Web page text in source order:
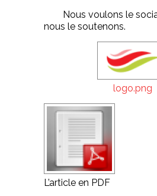
Nous voulons le
nous le soutenons.
logo.png
L’article en PDF